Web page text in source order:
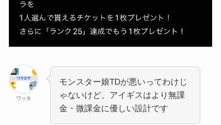
ワッタ
モンスター娘TDが悪いってわけじ
ゃないけど、アイギスはより無課
金・微課金に優しい設計です